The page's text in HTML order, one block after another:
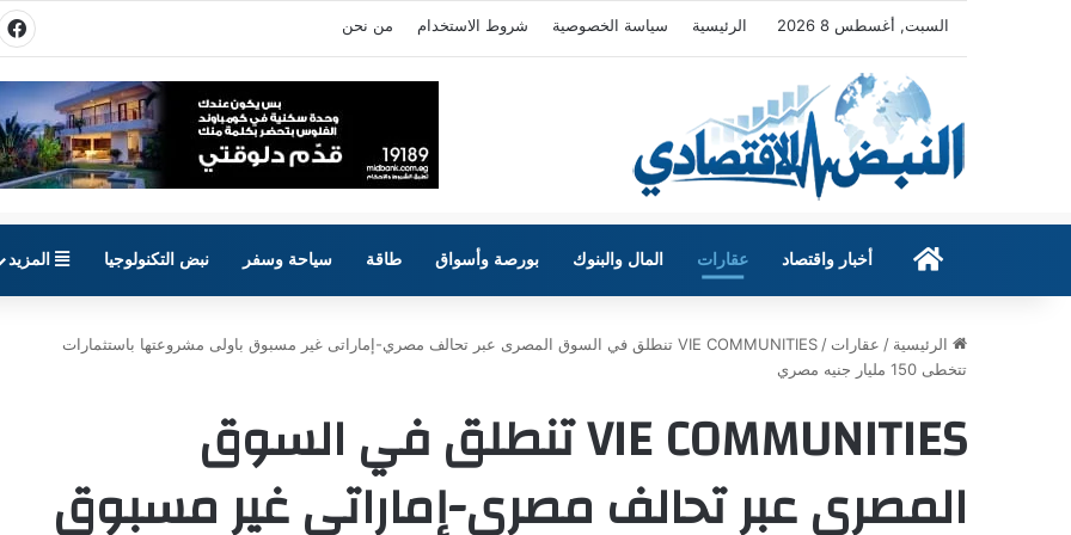
السبت, أغسطس 8 2026 الرئيسية سياسة الخصوصية شروط الاستخدام من نحن
الرئيسيةأخبار واقتصاد عقارات المال والبنوك بورصة وأسواق طاقة سياحة وسفر نبض التكنولوجيا المزيد
الرئيسية / عقارات /
VIE COMMUNITIES تنطلق في السوق المصرى عبر تحالف مصري-إماراتى غير مسبوق باولى مشروعتها باستثمارات
تتخطى 150 مليار جنيه مصري
VIE COMMUNITIES تنطلق في السوق
المصرى عبر تحالف مصري-إماراتى غير مسبوق